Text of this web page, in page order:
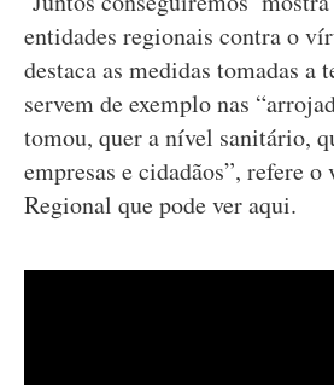
entidades regionais contra o
destaca as medidas tomadas a
servem de exemplo nas
tomou, quer a nível sanitário,
empresas e cidadãos”, refere
Regional que pode ver aqui.